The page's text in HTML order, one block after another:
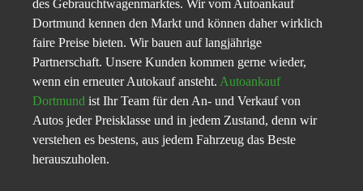
des Gebrauchtwagenmarktes. Wir vom Autoankauf
Dortmund kennen den Markt und können daher wirklich
faire Preise bieten. Wir bauen auf langjährige
Partnerschaft. Unsere Kunden kommen gerne wieder,
wenn ein erneuter Autokauf ansteht. Autoankauf
Dortmund ist Ihr Team für den An- und Verkauf von
Autos jeder Preisklasse und in jedem Zustand, denn wir
verstehen es bestens, aus jedem Fahrzeug das Beste
herauszuholen.